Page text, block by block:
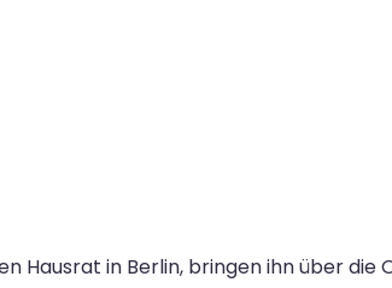
Hausrat in Berlin, bringen ihn über